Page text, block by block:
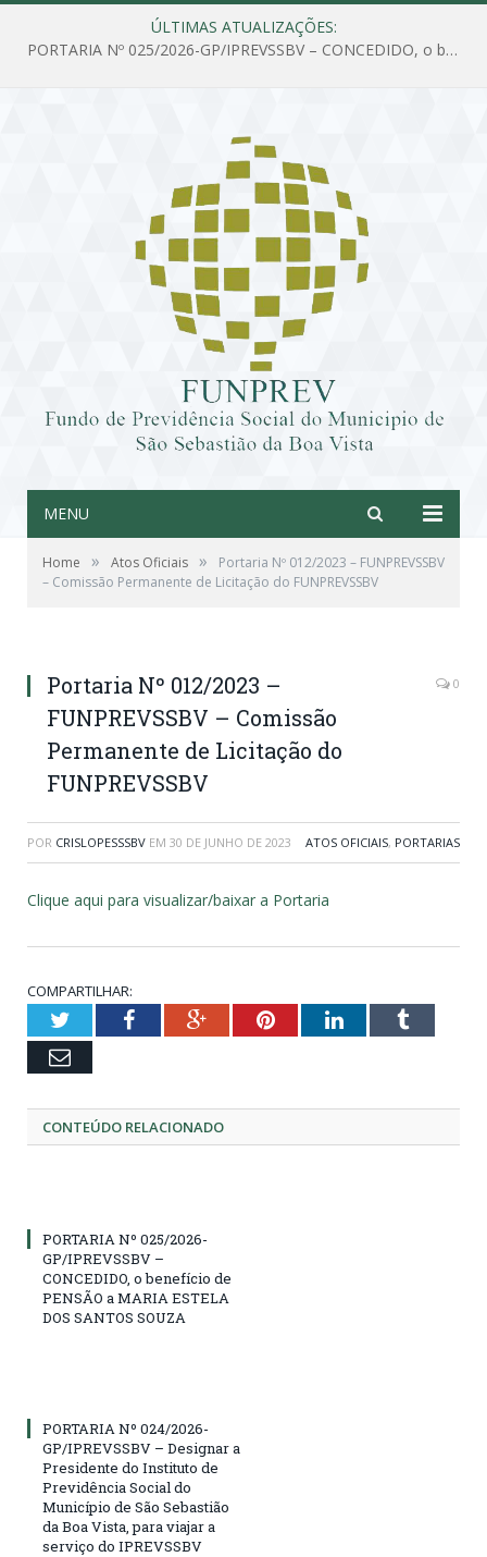
ÚLTIMAS ATUALIZAÇÕES:
PORTARIA Nº 025/2026-GP/IPREVSSBV – CONCEDIDO, o benefício de PENSÃO a MARIA ESTELA DOS SANTOS SOUZA
MENU
Home » Atos Oficiais »
Portaria Nº 012/2023 – FUNPREVSSBV
– Comissão Permanente de Licitação do FUNPREVSSBV
Portaria Nº 012/2023 –
FUNPREVSSBV – Comissão
Permanente de Licitação do
FUNPREVSSBV
0
POR CRISLOPESSSBV EM 30 DE JUNHO DE 2023 ATOS OFICIAIS, PORTARIAS
Clique aqui para visualizar/baixar a Portaria
COMPARTILHAR:
TwitterFacebookGoogle+PinterestLinkedInTumblr
Email
CONTEÚDO RELACIONADO
PORTARIA Nº 025/2026-
GP/IPREVSSBV –
CONCEDIDO, o benefício de
PENSÃO a MARIA ESTELA
DOS SANTOS SOUZA
PORTARIA Nº 024/2026-
GP/IPREVSSBV – Designar a
Presidente do Instituto de
Previdência Social do
Município de São Sebastião
da Boa Vista, para viajar a
serviço do IPREVSSBV